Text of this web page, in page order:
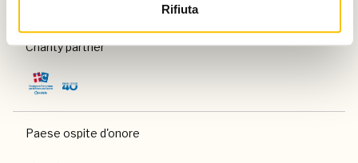
Rifiuta
Charity partner
Paese ospite d'onore